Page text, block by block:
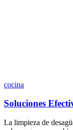
cocina
Soluciones
La limpieza de